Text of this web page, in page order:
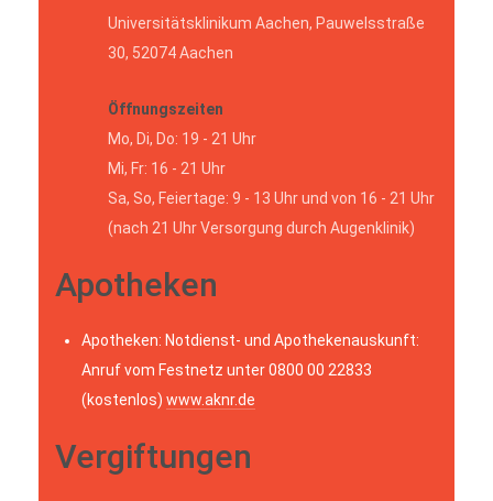
Universitätsklinikum Aachen, Pauwelsstraße
30, 52074 Aachen
Öffnungszeiten
Mo, Di, Do: 19 - 21 Uhr
Mi, Fr: 16 - 21 Uhr
Sa, So, Feiertage: 9 - 13 Uhr und von 16 - 21 Uhr
(nach 21 Uhr Versorgung durch Augenklinik)
Apotheken
Apotheken: Notdienst- und Apothekenauskunft:
Anruf vom Festnetz unter 0800 00 22833
(kostenlos) www.aknr.de
Vergiftungen